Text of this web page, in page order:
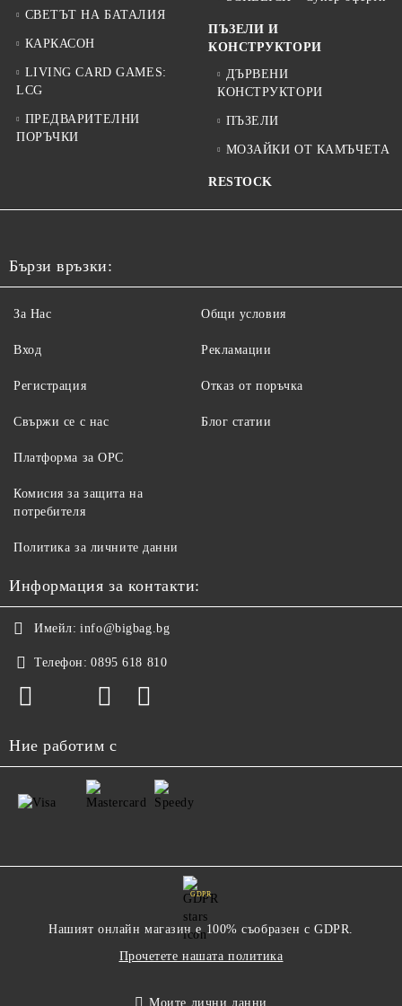
СВЕТЪТ НА БАТАЛИЯ
КАРКАСОН
LIVING CARD GAMES:
LCG
ПРЕДВАРИТЕЛНИ
ПОРЪЧКИ
ПЪЗЕЛИ И
КОНСТРУКТОРИ
ДЪРВЕНИ
КОНСТРУКТОРИ
ПЪЗЕЛИ
МОЗАЙКИ ОТ КАМЪЧЕТА
RESTOCK
Бързи връзки:
За Нас
Вход
Регистрация
Свържи се с нас
Общи условия
Рекламации
Отказ от поръчка
Блог статии
Платформа за ОРС
Комисия за защита на
потребителя
Политика за личните данни
Информация за контакти:
Имейл: info@bigbag.bg
Телефон: 0895 618 810
Ние работим с
GDPR
Нашият онлайн магазин е 100% съобразен с GDPR.
Прочетете нашата политика
Моите лични данни